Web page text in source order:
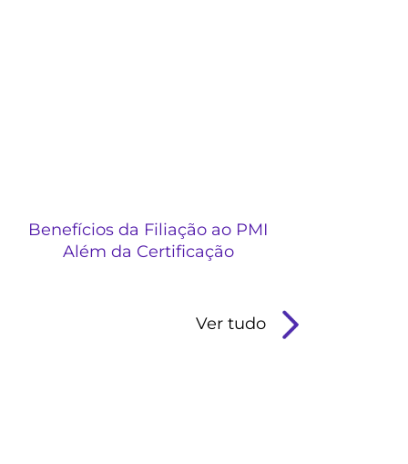
Benefícios da Filiação ao PMI
Além da Certificação
Ver tudo